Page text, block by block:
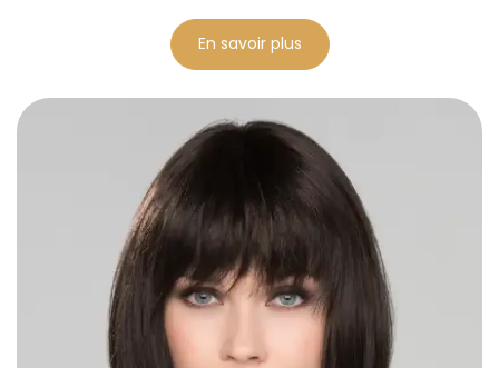
En savoir plus